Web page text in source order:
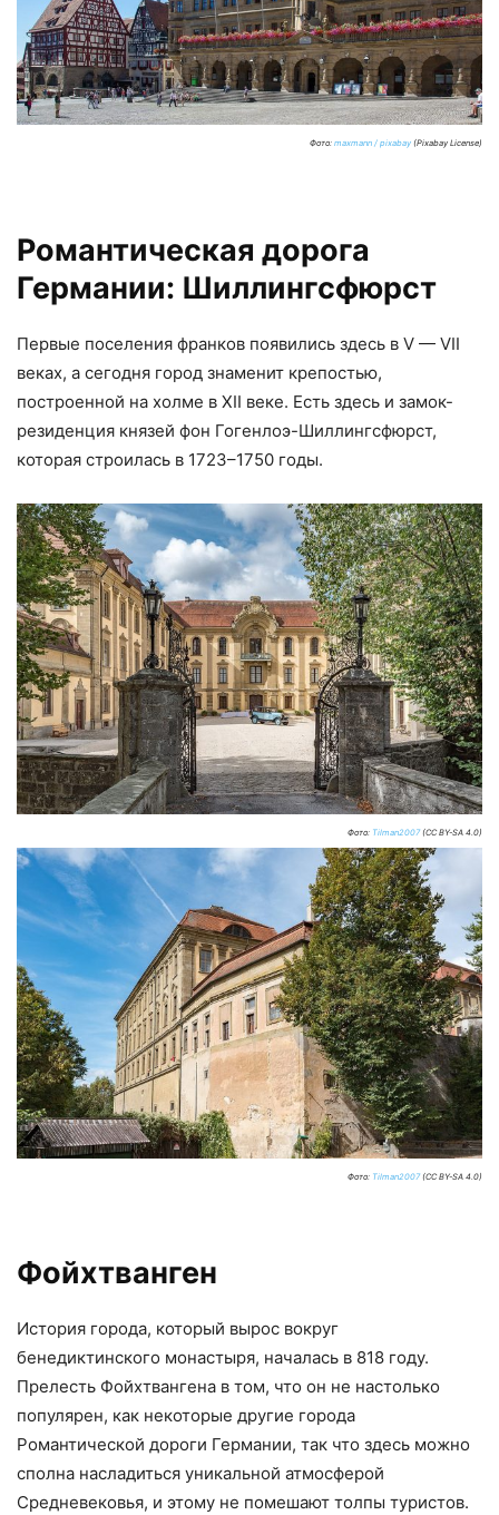
Фото: maxmann / pixabay (Pixabay License)
Романтическая дорога
Германии: Шиллингсфюрст
Первые поселения франков появились здесь в V — VII
веках, а сегодня город знаменит крепостью,
построенной на холме в ХII веке. Есть здесь и замок-
резиденция князей фон Гогенлоэ-Шиллингсфюрст,
которая строилась в 1723–1750 годы.
Фото: Tilman2007(CC BY-SA 4.0)
Фото: Tilman2007(CC BY-SA 4.0)
Фойхтванген
История города, который вырос вокруг
бенедиктинского монастыря, началась в 818 году.
Прелесть Фойхтвангена в том, что он не настолько
популярен, как некоторые другие города
Романтической дороги Германии, так что здесь можно
сполна насладиться уникальной атмосферой
Средневековья, и этому не помешают толпы туристов.